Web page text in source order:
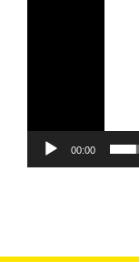
00:00